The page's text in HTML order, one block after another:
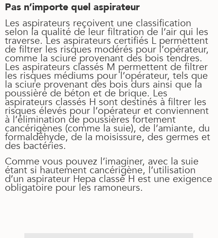
Pas n’importe quel aspirateur
Les aspirateurs reçoivent une classification
selon la qualité de leur filtration de l’air qui les
traverse. Les aspirateurs certifiés L permettent
de filtrer les risques modérés pour l’opérateur,
comme la sciure provenant des bois tendres.
Les aspirateurs classés M permettent de filtrer
les risques médiums pour l’opérateur, tels que
la sciure provenant des bois durs ainsi que la
poussière de béton et de brique. Les
aspirateurs classés H sont destinés à filtrer les
risques élevés pour l’opérateur et conviennent
à l’élimination de poussières fortement
cancérigènes (comme la suie), de l’amiante, du
formaldéhyde, de la moisissure, des germes et
des bactéries.
Comme vous pouvez l’imaginer, avec la suie
étant si hautement cancérigène, l’utilisation
d’un aspirateur Hepa classé H est une exigence
obligatoire pour les ramoneurs.